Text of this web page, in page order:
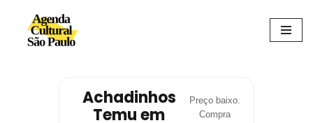
Avançar
Achadinhos
Temu em
Preço baixo.
Compra